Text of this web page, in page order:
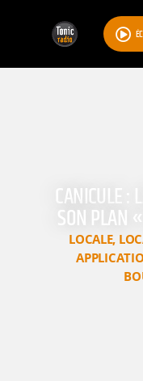
CANICULE :
SON PLAN
LOCALE,